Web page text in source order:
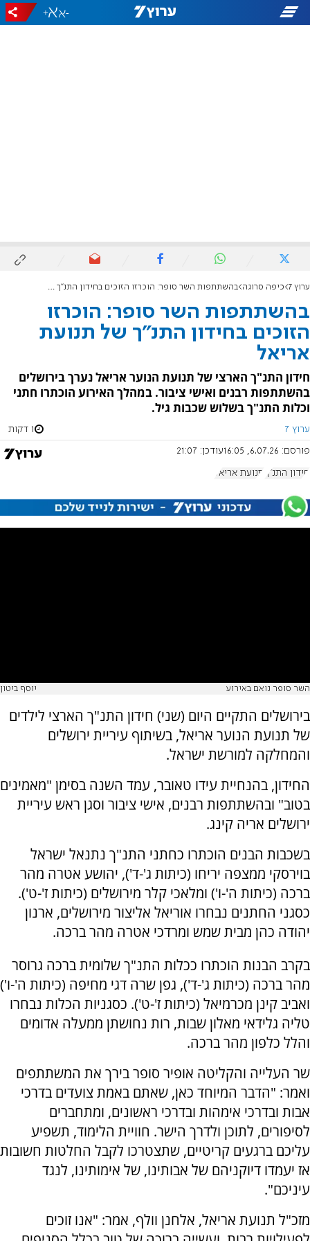
-
+
ערוץ 7 כיפה סרוגה בהשתתפות השר סופר: הוכרזו הזוכים בחידון התנ"ך של תנועת אריאל
בהשתתפות השר סופר: הוכרזו
הזוכים בחידון התנ"ך של תנועת
אריאל
חידון התנ"ך הארצי של תנועת הנוער אריאל נערך בירושלים
בהשתתפות רבנים ואישי ציבור. במהלך האירוע הוכתרו חתני
וכלות התנ"ך בשלוש שכבות גיל.
ערוץ 7 1 דקות
פורסם: 6.07.26, 16:05 עודכן: 21:07
חידון התנ"ך תנועת אריאל
השר סופר נואם באירוע יוסף ביטון
בירושלים התקיים היום (שני) חידון התנ"ך הארצי לילדים
של תנועת הנוער אריאל, בשיתוף עיריית ירושלים
והמחלקה למורשת ישראל.
החידון, בהנחיית עידו טאובר, עמד השנה בסימן "מאמינים
בטוב" ובהשתתפות רבנים, אישי ציבור וסגן ראש עיריית
ירושלים אריה קינג.
בשכבות הבנים הוכתרו כחתני התנ"ך נתנאל ישראל
בוירסקי ממצפה יריחו (כיתות ג'-ד'), יהושע אטרה מהר
ברכה (כיתות ה'-ו') ומלאכי קלר מירושלים (כיתות ז'-ט').
כסגני החתנים נבחרו אוריאל אליצור מירושלים, ארנון
יהודה כהן מבית שמש ומרדכי אטרה מהר ברכה.
בקרב הבנות הוכתרו ככלות התנ"ך שלומית ברכה גרוסר
מהר ברכה (כיתות ג'-ד'), גפן שרה דגי מחיפה (כיתות ה'-ו')
ואביב קינן מכרמיאל (כיתות ז'-ט'). כסגניות הכלות נבחרו
טליה גלידאי מאלון שבות, רות נחושתן ממעלה אדומים
והלל כלפון מהר ברכה.
שר העלייה והקליטה אופיר סופר בירך את המשתתפים
ואמר: "הדבר המיוחד כאן, שאתם באמת צועדים בדרכי
אבות ובדרכי אימהות ובדרכי ראשונים, ומתחברים
לסיפורים, לתוכן ולדרך הישר. חוויית הלימוד, תשפיע
עליכם ברגעים קריטיים, שתצטרכו לקבל החלטות חשובות
אז יעמדו דיוקניהם של אבותינו, של אימותינו, לנגד
עיניכם".
מזכ"ל תנועת אריאל, אלחנן וולף, אמר: "אנו זוכים